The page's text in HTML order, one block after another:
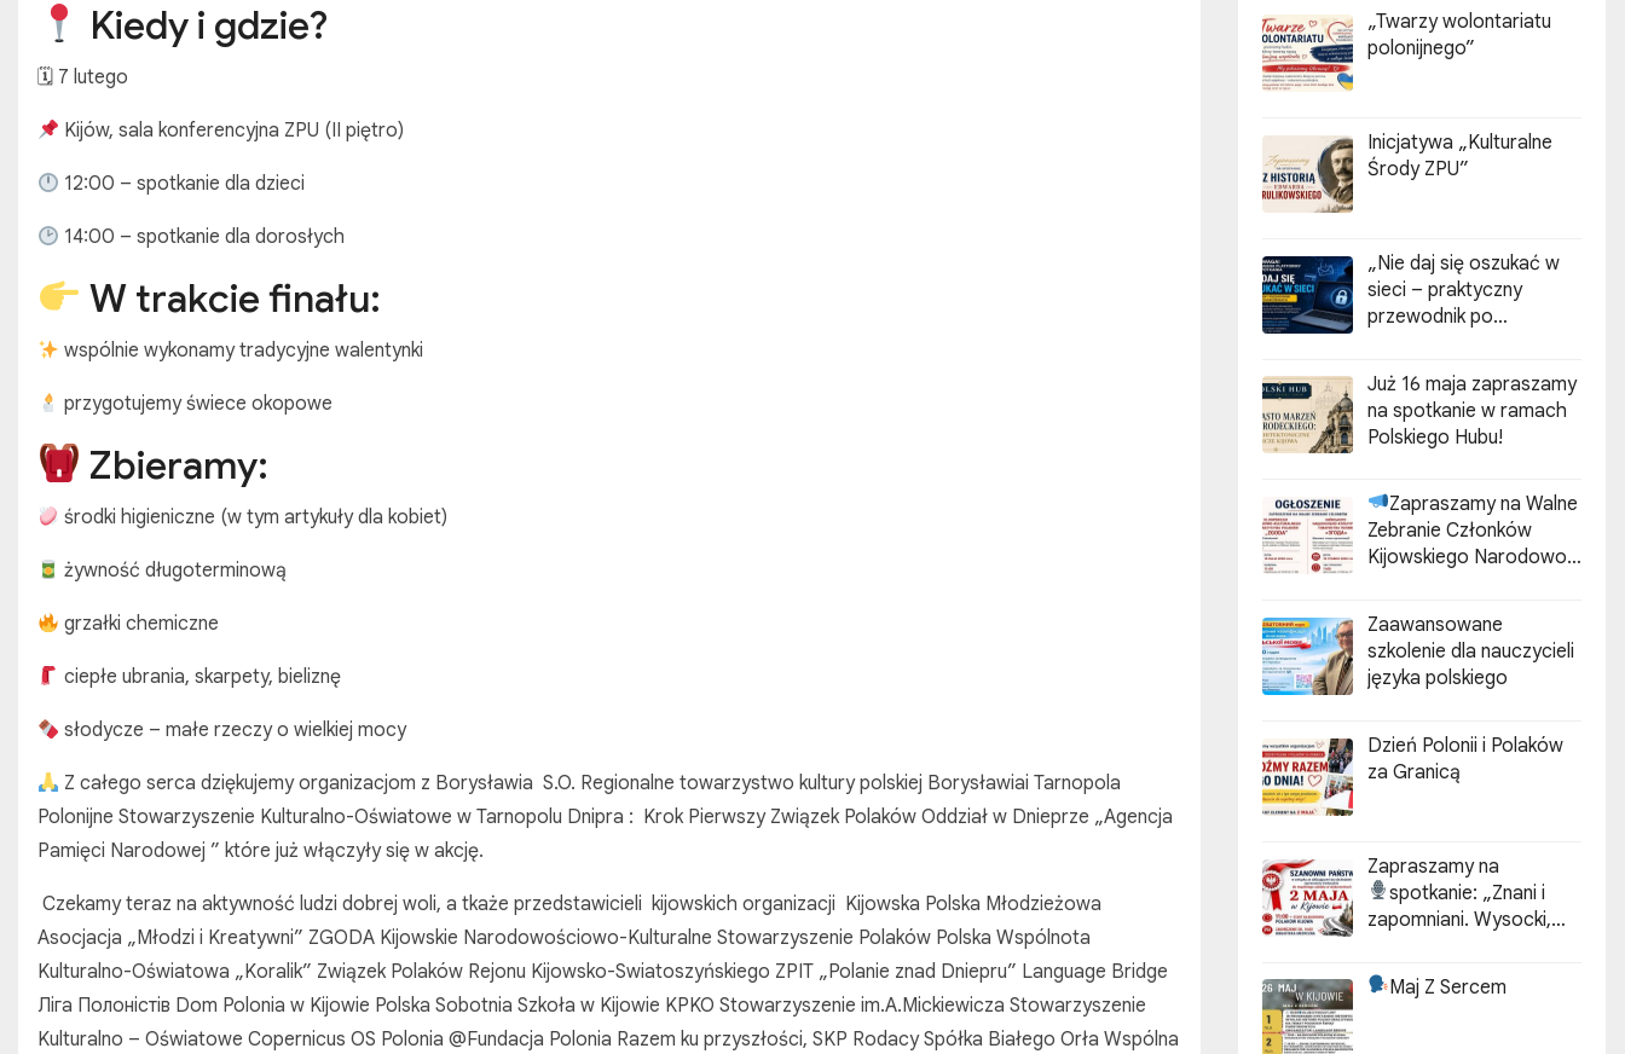
Kiedy i gdzie?
🗓 7 lutego
Kijów, sala konferencyjna ZPU (II piętro)
12:00 – spotkanie dla dzieci
14:00 – spotkanie dla dorosłych
W trakcie finału:
wspólnie wykonamy tradycyjne walentynki
przygotujemy świece okopowe
Zbieramy:
środki higieniczne (w tym artykuły dla kobiet)
żywność długoterminową
grzałki chemiczne
ciepłe ubrania, skarpety, bieliznę
słodycze – małe rzeczy o wielkiej mocy
Z całego serca dziękujemy organizacjom z Borysławia S.O. Regionalne towarzystwo kultury polskiej Borysławiai Tarnopola
Polonijne Stowarzyszenie Kulturalno-Oświatowe w Tarnopolu Dnipra : Krok Pierwszy Związek Polaków Oddział w Dnieprze „Agencja
Pamięci Narodowej ” które już włączyły się w akcję.
Czekamy teraz na aktywność ludzi dobrej woli, a tkaże przedstawicieli kijowskich organizacji Kijowska Polska Młodzieżowa
Asocjacja „Młodzi i Kreatywni” ZGODA Kijowskie Narodowościowo-Kulturalne Stowarzyszenie Polaków Polska Wspólnota
Kulturalno-Oświatowa „Koralik” Związek Polaków Rejonu Kijowsko-Swiatoszyńskiego ZPIT „Polanie znad Dniepru” Language Bridge
Ліга Полоністів Dom Polonia w Kijowie Polska Sobotnia Szkoła w Kijowie KPKO Stowarzyszenie im.A.Mickiewicza Stowarzyszenie
Kulturalno – Oświatowe Copernicus OS Polonia @Fundacja Polonia Razem ku przyszłości, SKP Rodacy Spółka Białego Orła Wspólna
„Twarzy wolontariatu
polonijnego”
Inicjatywa „Kulturalne
Środy ZPU”
„Nie daj się oszukać w
sieci – praktyczny
przewodnik po
Już 16 maja zapraszamy
na spotkanie w ramach
Polskiego Hubu!
Zapraszamy na Walne
Zebranie Członków
Kijowskiego Narodowo-
Stowarzyszenia Polaków
„ZGODA”
Zaawansowane
szkolenie dla nauczycieli
języka polskiego
Dzień Polonii i Polaków
za Granicą
Zapraszamy na
spotkanie: „Znani i
zapomniani. Wysocki,
historii Kijowa”
Maj Z Sercem